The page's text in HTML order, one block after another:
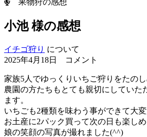
果物狩の感想
小池 様の感想
イチゴ狩り について
2025年4月18日 コメント
家族5人でゆっくりいちご狩りをたのし
農園の方たちもとても親切にしていた
ます。
いちごも2種類を味わう事ができて大変
お土産に2パック買って次の日も楽しめ
娘の笑顔の写真が撮れました(^^)